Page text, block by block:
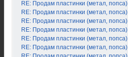
RE: Продам пластинки (метал, попса)
RE: Продам пластинки (метал, попса)
RE: Продам пластинки (метал, попса)
RE: Продам пластинки (метал, попса)
RE: Продам пластинки (метал, попса)
RE: Продам пластинки (метал, попса)